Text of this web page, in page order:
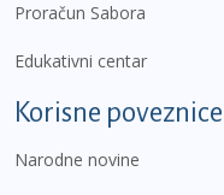
Proračun Sabora
Edukativni centar
Korisne poveznice
Narodne novine